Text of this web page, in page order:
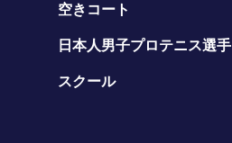
空きコート
日本人男子プロテニス選手
スクール